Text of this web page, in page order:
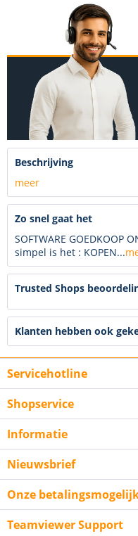
Beschrijving
meer
Zo snel gaat het
SOFTWARE GOEDKOOP
simpel is het : KOPEN...
Trusted Shops
Klanten hebben ook
Servicehotline
Shopservice
Informatie
Nieuwsbrief
Onze
Teamviewer Support